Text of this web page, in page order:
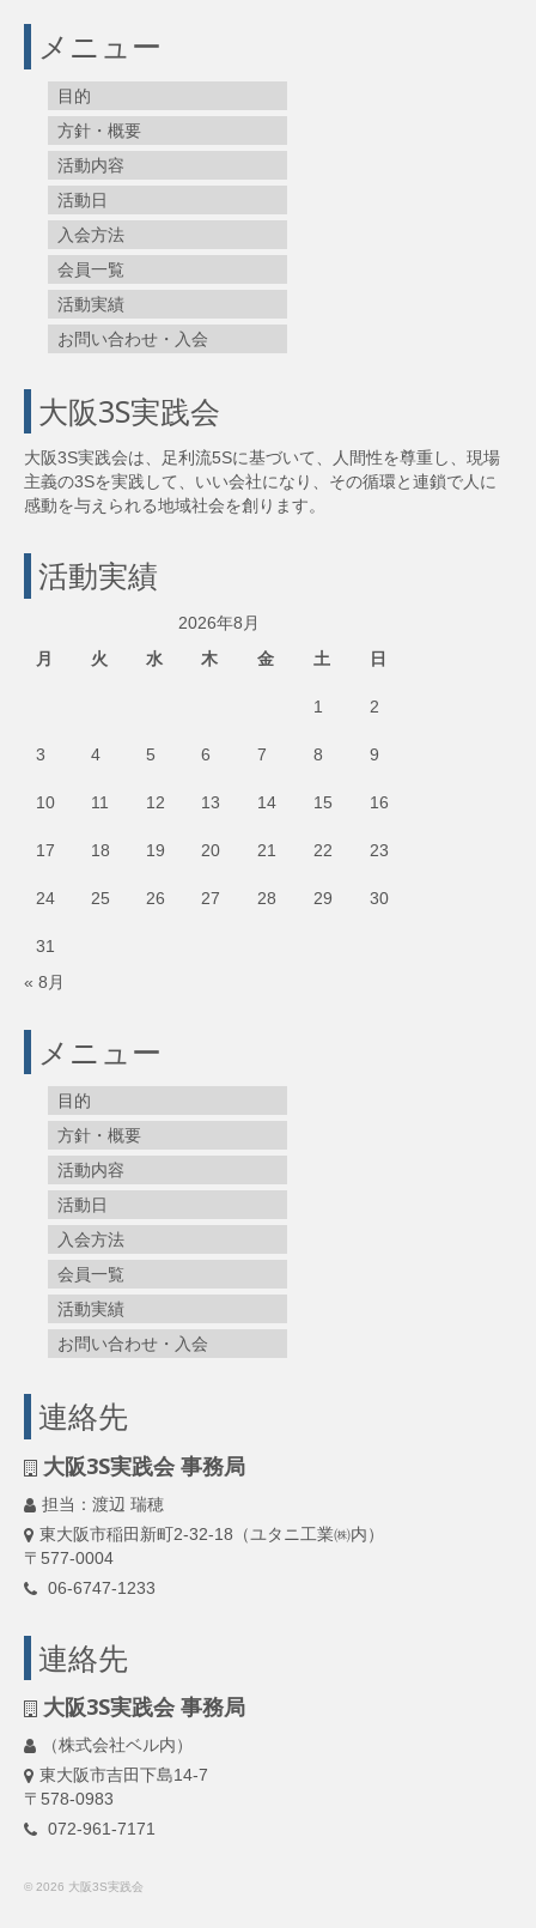
メニュー
目的
方針・概要
活動内容
活動日
入会方法
会員一覧
活動実績
お問い合わせ・入会
大阪3S実践会
大阪3S実践会は、足利流5Sに基づいて、人間性を尊重し、現場
主義の3Sを実践して、いい会社になり、その循環と連鎖で人に
感動を与えられる地域社会を創ります。
活動実績
2026年8月
月
火 水 木 金 土 日
1 2
3 4 5 6 7 8 9
10 11 12 13 14 15 16
17 18 19 20 21 22 23
24 25 26 27 28 29 30
31
« 8月
メニュー
目的
方針・概要
活動内容
活動日
入会方法
会員一覧
活動実績
お問い合わせ・入会
連絡先
大阪3S実践会 事務局
担当：渡辺 瑞穂
東大阪市稲田新町2-32-18（ユタニ工業㈱内）
〒577-0004
06-6747-1233
連絡先
大阪3S実践会 事務局
（株式会社ベル内）
東大阪市吉田下島14-7
〒578-0983
072-961-7171
© 2026 大阪3S実践会